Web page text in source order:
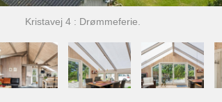
Kristavej 4 : Drømmeferie.